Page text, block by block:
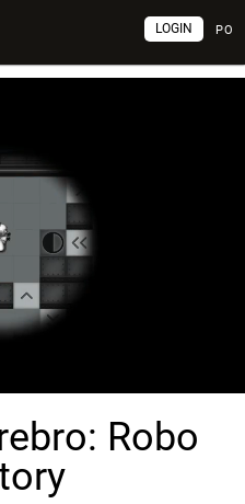
PO
LOGIN
Robo